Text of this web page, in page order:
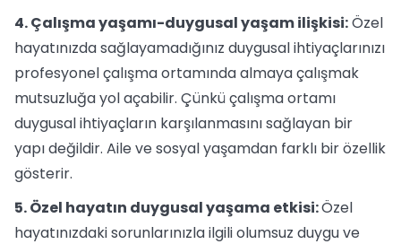
4. Çalışma yaşamı-duygusal yaşam ilişkisi:Özel
hayatınızda sağlayamadığınız duygusal ihtiyaçlarınızı
profesyonel çalışma ortamında almaya çalışmak
mutsuzluğa yol açabilir. Çünkü çalışma ortamı
duygusal ihtiyaçların karşılanmasını sağlayan bir
yapı değildir. Aile ve sosyal yaşamdan farklı bir özellik
gösterir.
5. Özel hayatın duygusal yaşama etkisi:Özel
hayatınızdaki sorunlarınızla ilgili olumsuz duygu ve